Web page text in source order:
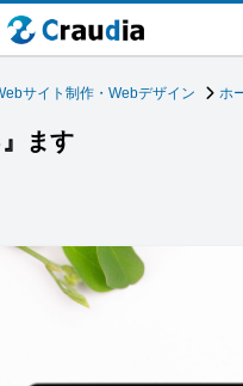
サイト制作・Webデザイン ホ
ます